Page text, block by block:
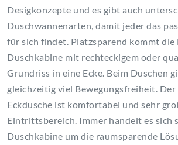
Desigkonzepte und es gibt auch
Duschwannenarten, damit jeder das
für sich findet. Platzsparend kommt die
Duschkabine mit rechteckigem oder
Grundriss in eine Ecke. Beim Duschen
gleichzeitig viel Bewegungsfreiheit.
Eckdusche ist komfortabel und sehr
Eintrittsbereich. Immer handelt es sich
Duschkabine um die raumsparende